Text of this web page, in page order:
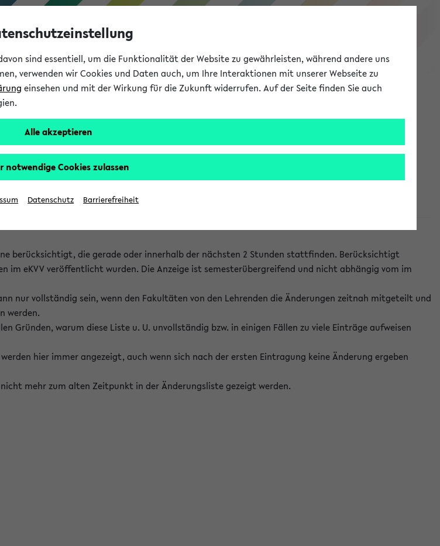
eKVV
berücksichtigt, die gerade oder innerhalb der nächsten 2 Stunden stattfinden. Berücksichtigt
im eKVV veröffentlicht wurden. Die Anzeige ist semesterübergreifend und nicht abhängig vom im
nur vollständig sein, wenn den Fakultäten von den Lehrenden die Änderungen zeitnah mitgeteilt und
werden.
Gründen, warum diese Liste u. U. unvollständig bzw. in einigen Fällen zu viele Einträge aufweisen
hier immer angezeigt, auch wenn sich nach der ersten Eintragung keine Änderung ergeben
mehr zum alten Zeitpunkt in der Änderungsliste gezeigt werden.
sind essentiell, um die Funktionalität der Website zu gewährleisten, während andere uns
verwenden wir Cookies und Daten auch, um Ihre Interaktionen mit unserer Webseite zu
einsehen und mit der Wirkung für die Zukunft widerrufen. Auf der Seite finden Sie auch
Alle akzeptieren
notwendige Cookies zulassen
Datenschutz Barrierefreiheit